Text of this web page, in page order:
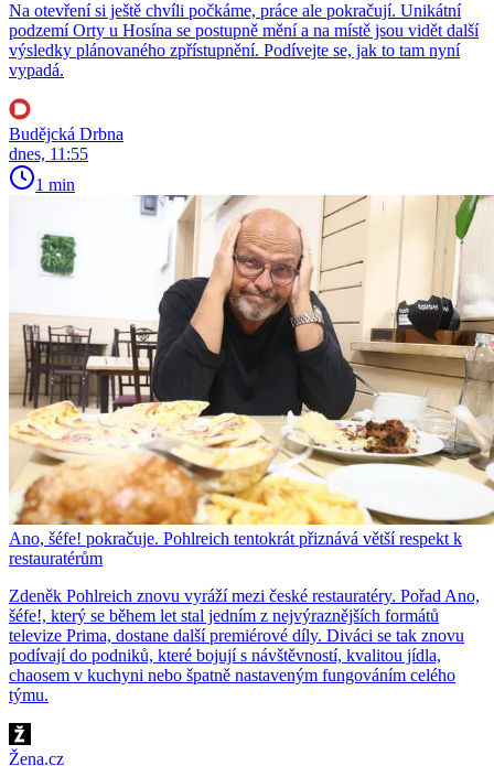
Na otevření si ještě chvíli počkáme, práce ale pokračují. Unikátní
podzemí Orty u Hosína se postupně mění a na místě jsou vidět další
výsledky plánovaného zpřístupnění. Podívejte se, jak to tam nyní
vypadá.
Budějcká Drbna
dnes, 11:55
1 min
Ano, šéfe! pokračuje. Pohlreich tentokrát přiznává větší respekt k
restauratérům
Zdeněk Pohlreich znovu vyráží mezi české restauratéry. Pořad Ano,
šéfe!, který se během let stal jedním z nejvýraznějších formátů
televize Prima, dostane další premiérové díly. Diváci se tak znovu
podívají do podniků, které bojují s návštěvností, kvalitou jídla,
chaosem v kuchyni nebo špatně nastaveným fungováním celého
týmu.
Žena.cz